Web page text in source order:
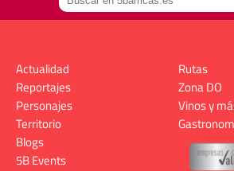
Actualidad
Reportajes
Personajes
Territorio
Rutas
Zona DO
Vinos y
Blogs
5B Events